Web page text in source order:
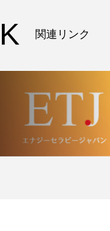
関連リンク